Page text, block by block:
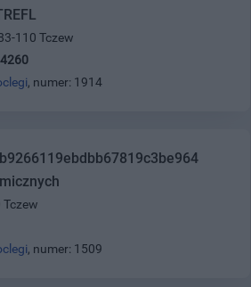
110 Tczew
, numer: 1914
, numer: 1509